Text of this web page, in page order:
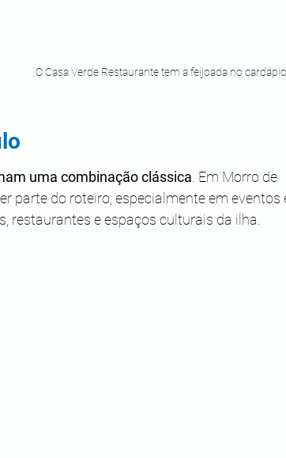
O Casa Verde Restaurante tem a feijoada no
uma combinação clássica . Em Morro de
parte do roteiro, especialmente em eventos
restaurantes e espaços culturais da ilha.